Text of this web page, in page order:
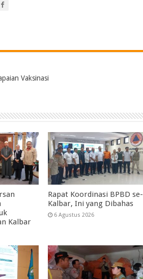
Vaksinasi
Kalbar
Rapat Koordinasi BPBD se-
Kalbar, Ini yang Dibahas
6 Agustus 2026